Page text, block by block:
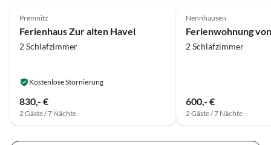
Premnitz
Ferienhaus Zur alten Havel
2 Schlafzimmer
Kostenlose Stornierung
830,- €
2 Gäste / 7 Nächte
Nennhausen
Ferienwohnung
2 Schlafzimmer
600,- €
2 Gäste / 7 Nächte